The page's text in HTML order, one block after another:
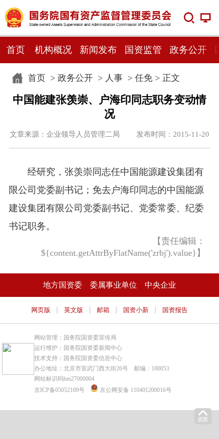
首页 机构概况 新闻发布 国资监管 政务公开
首页> 政务公开> 人事> 任免> 正文
中国能建张羡崇、户海印同志职务变动情
况
文章来源：企业领导人员管理二局 发布时间：2015-11-20
经研究，张羡崇同志任中国能源建设集团有
限公司党委副书记；免去户海印同志的中国能源
建设集团有限公司党委副书记、党委常委、纪委
书记职务。
【责任编辑：
${content.getAttrByFlatName('zrbj').value}】
地方国资委 委属事业单位 中央企业
网页版 | 英文版 | 邮箱 | 国资小新 | 国资报告
网站管理：国务院国资委宣传局
运行维护：国务院国资委新闻中心
技术支持：国务院国资委信息中心
办公地址：北京市宣武门西大街26号 邮编：100053
网站标识码bm27000004
京ICP备05052109号
京公网安备 110401200016号